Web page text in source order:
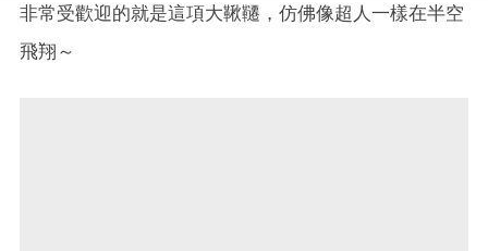
非常受歡迎的就是這項大鞦韆，仿佛像超人一樣在半空
飛翔～